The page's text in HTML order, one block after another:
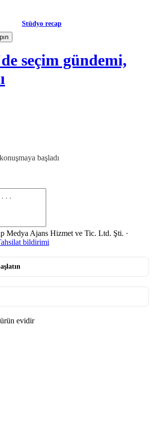
Stüdyo recap
seçim gündemi,
başladı
Medya Ajans Hizmet ve Tic. Ltd. Şti. ·
bildirimi
evidir